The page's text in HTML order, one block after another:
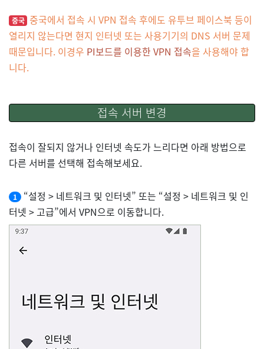
중국 중국에서 접속 시 VPN 접속 후에도 유투브 페이스북 등이
열리지 않는다면 현지 인터넷 또는 사용기기의 DNS 서버 문제
때문입니다. 이경우 PI보드를 이용한 VPN 접속을 사용해야 합
니다.
접속 서버 변경
접속이 잘되지 않거나 인터넷 속도가 느리다면 아래 방법으로
다른 서버를 선택해 접속해보세요.
1
“설정 > 네트워크 및 인터넷” 또는 “설정 > 네트워크 및 인
터넷 > 고급”에서 VPN으로 이동합니다.